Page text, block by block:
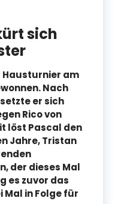
sich
Hausturnier am
Nach
er sich
Rico von
löst Pascal den
Jahre, Tristan
der dieses Mal
es zuvor das
Mal in Folge für